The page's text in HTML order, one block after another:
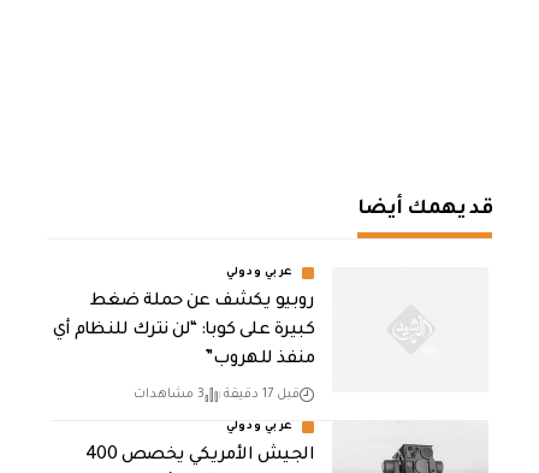
قد يهمك أيضا
عربي ودولي
روبيو يكشف عن حملة ضغط
كبيرة على كوبا: “لن نترك للنظام أي
منفذ للهروب”
قبل 17 دقيقة 3 مشاهدات
عربي ودولي
الجيش الأمريكي يخصص 400